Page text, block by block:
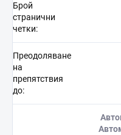
Брой
странични
четки:
Преодоляване
на
препятствия
до: